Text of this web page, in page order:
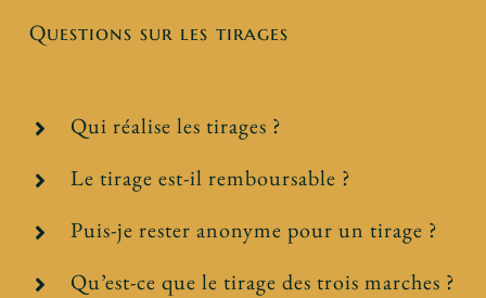
Questions sur les tirages
Qui réalise les tirages ?
Le tirage est-il remboursable ?
Puis-je rester anonyme pour un tirage ?
Qu’est-ce que le tirage des trois marches ?